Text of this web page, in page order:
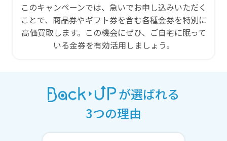
このキャンペーンでは、急いでお申し込みいただく
ことで、商品券やギフト券を含む各種金券を特別に
高価買取します。この機会にぜひ、ご自宅に眠って
いる金券を有効活用しましょう。
が選ばれる
3つの理由